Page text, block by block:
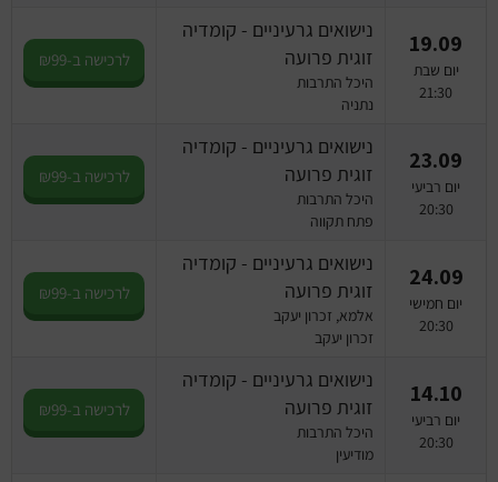
19.09
יום שבת
21:30
נישואים גרעיניים - קומדיה
זוגית פרועה
היכל התרבות
נתניה
לרכישה ב-₪99
23.09
יום רביעי
20:30
נישואים גרעיניים - קומדיה
זוגית פרועה
היכל התרבות
פתח תקווה
לרכישה ב-₪99
24.09
יום חמישי
20:30
נישואים גרעיניים - קומדיה
זוגית פרועה
אלמא, זכרון יעקב
זכרון יעקב
לרכישה ב-₪99
14.10
יום רביעי
20:30
נישואים גרעיניים - קומדיה
זוגית פרועה
היכל התרבות
מודיעין
לרכישה ב-₪99